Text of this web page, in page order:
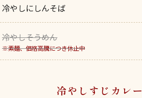
冷やしにしんそば
冷やしそうめん
※素麺、価格高騰につき休止中
冷やしすじカレー